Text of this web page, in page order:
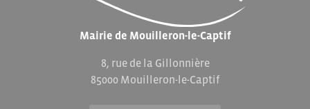
Mairie de Mouilleron-le-Captif
8, rue de la Gillonnière
85000 Mouilleron-le-Captif